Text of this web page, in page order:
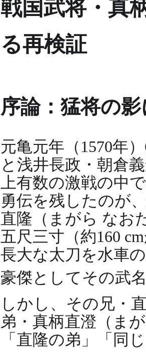
戦国武将・真
る再検証
序論：猛将の
元亀元年（1570年
と浅井長政・朝倉
上有数の激戦の中
勇伝を残したのが
直隆（まがら なお
五尺三寸（約160
長大な太刀を水車
豪傑としてその武
しかし、その兄・
弟・真柄直澄（ま
「直隆の弟」「同